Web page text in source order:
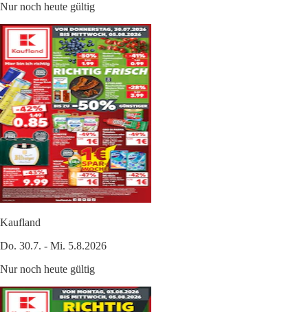
Nur noch heute gültig
Kaufland
Do. 30.7. - Mi. 5.8.2026
Nur noch heute gültig